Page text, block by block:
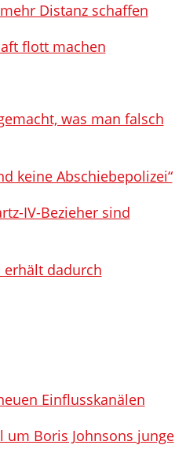
Distanz schaffen
flott machen
was man falsch
keine Abschiebepolizei“
IV-Bezieher sind
erhält dadurch
Einflusskanälen
um Boris Johnsons junge